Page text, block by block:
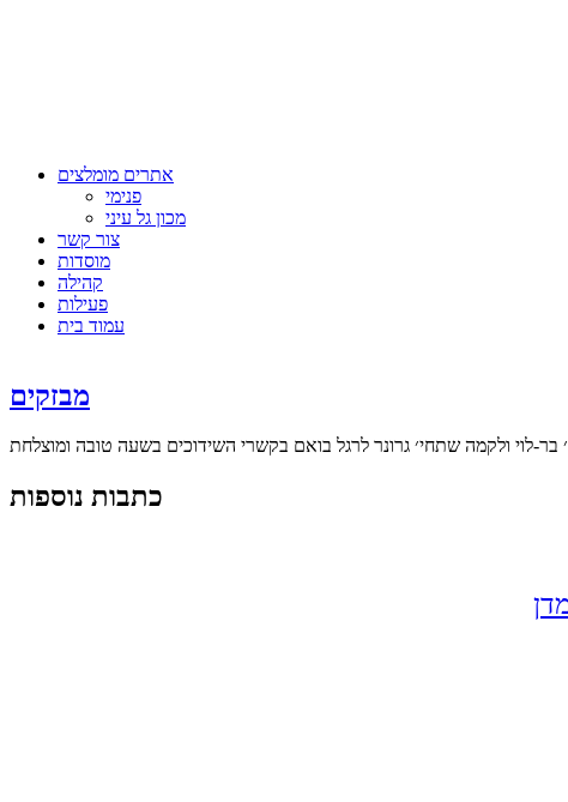
אתרים מומלצים
פנימי
מכון גל עיני
צור קשר
מוסדות
קהילה
פעילות
עמוד בית
מבזקים
כתבות נוספות